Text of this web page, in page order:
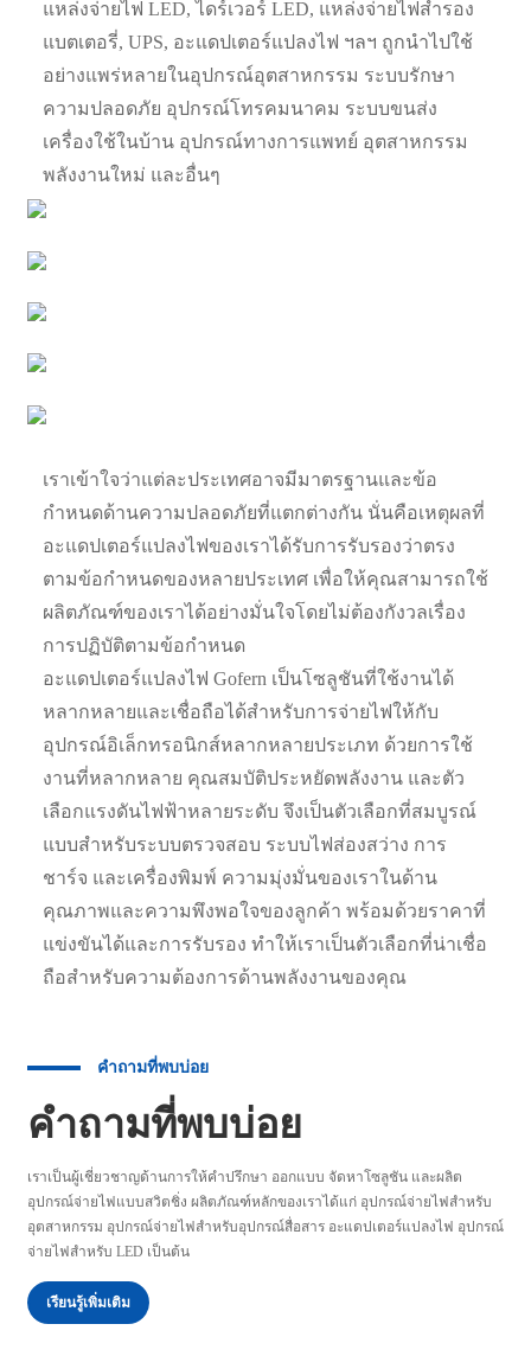
แหล่งจ่ายไฟ LED, ไดร์เวอร์ LED, แหล่งจ่ายไฟสำรอง
แบตเตอรี่, UPS, อะแดปเตอร์แปลงไฟ ฯลฯ ถูกนำไปใช้
อย่างแพร่หลายในอุปกรณ์อุตสาหกรรม ระบบรักษา
ความปลอดภัย อุปกรณ์โทรคมนาคม ระบบขนส่ง
เครื่องใช้ในบ้าน อุปกรณ์ทางการแพทย์ อุตสาหกรรม
พลังงานใหม่ และอื่นๆ
เราเข้าใจว่าแต่ละประเทศอาจมีมาตรฐานและข้อ
กำหนดด้านความปลอดภัยที่แตกต่างกัน นั่นคือเหตุผลที่
อะแดปเตอร์แปลงไฟของเราได้รับการรับรองว่าตรง
ตามข้อกำหนดของหลายประเทศ เพื่อให้คุณสามารถใช้
ผลิตภัณฑ์ของเราได้อย่างมั่นใจโดยไม่ต้องกังวลเรื่อง
การปฏิบัติตามข้อกำหนด
อะแดปเตอร์แปลงไฟ Gofern เป็นโซลูชันที่ใช้งานได้
หลากหลายและเชื่อถือได้สำหรับการจ่ายไฟให้กับ
อุปกรณ์อิเล็กทรอนิกส์หลากหลายประเภท ด้วยการใช้
งานที่หลากหลาย คุณสมบัติประหยัดพลังงาน และตัว
เลือกแรงดันไฟฟ้าหลายระดับ จึงเป็นตัวเลือกที่สมบูรณ์
แบบสำหรับระบบตรวจสอบ ระบบไฟส่องสว่าง การ
ชาร์จ และเครื่องพิมพ์ ความมุ่งมั่นของเราในด้าน
คุณภาพและความพึงพอใจของลูกค้า พร้อมด้วยราคาที่
แข่งขันได้และการรับรอง ทำให้เราเป็นตัวเลือกที่น่าเชื่อ
ถือสำหรับความต้องการด้านพลังงานของคุณ
คำถามที่พบบ่อย
คำถามที่พบบ่อย
เราเป็นผู้เชี่ยวชาญด้านการให้คำปรึกษา ออกแบบ จัดหาโซลูชัน และผลิต
อุปกรณ์จ่ายไฟแบบสวิตชิ่ง ผลิตภัณฑ์หลักของเราได้แก่ อุปกรณ์จ่ายไฟสำหรับ
อุตสาหกรรม อุปกรณ์จ่ายไฟสำหรับอุปกรณ์สื่อสาร อะแดปเตอร์แปลงไฟ อุปกรณ์
จ่ายไฟสำหรับ LED เป็นต้น
เรียนรู้เพิ่มเติม